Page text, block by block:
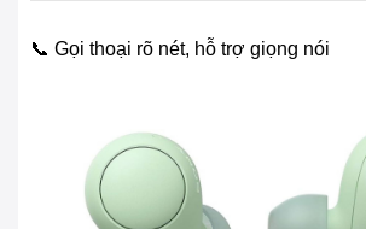
📞 Gọi thoại rõ nét, hỗ trợ giọng nói